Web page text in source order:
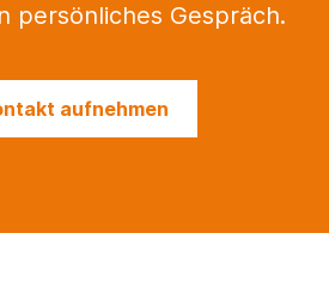
persönliches Gespräch.
aufnehmen